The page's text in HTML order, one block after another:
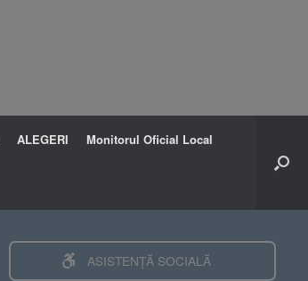
ALEGERI Monitorul Oficial Local
ASISTENȚĂ SOCIALĂ